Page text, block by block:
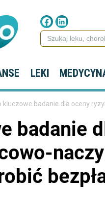
LEKI
kluczowe badanie dla oceny
badanie